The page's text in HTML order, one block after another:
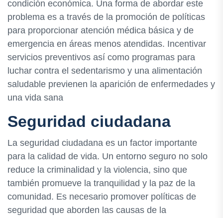
condición económica. Una forma de abordar este
problema es a través de la promoción de políticas
para proporcionar atención médica básica y de
emergencia en áreas menos atendidas. Incentivar
servicios preventivos así como programas para
luchar contra el sedentarismo y una alimentación
saludable previenen la aparición de enfermedades y
una vida sana
Seguridad ciudadana
La seguridad ciudadana es un factor importante
para la calidad de vida. Un entorno seguro no solo
reduce la criminalidad y la violencia, sino que
también promueve la tranquilidad y la paz de la
comunidad. Es necesario promover políticas de
seguridad que aborden las causas de la